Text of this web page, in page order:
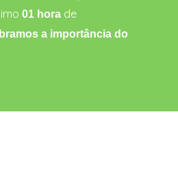
01 hora de
a importância do